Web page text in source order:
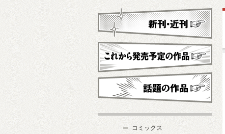
新刊・近刊
これから発売予定
コミックス